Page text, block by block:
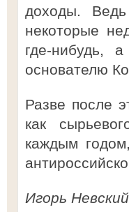
доходы.
некоторые
где-нибудь,
основателю
Разве после
как
каждым
Игорь